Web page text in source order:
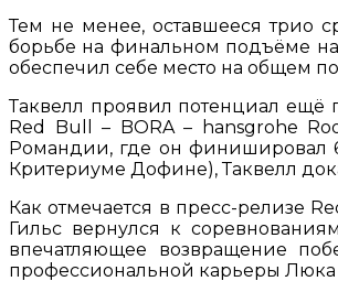
Тем не менее, оставшееся трио
борьбе на финальном подъёме на
обеспечил себе место на общем
Таквелл проявил потенциал ещё
Red Bull – BORA – hansgrohe
Романдии, где он финишировал
Критериуме Дофине), Таквелл
Как отмечается в пресс-релизе
Гильс вернулся к
впечатляющее возвращение
профессиональной карьеры Люка